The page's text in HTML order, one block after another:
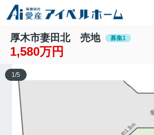
厚木市妻田北 売地 募集1
1,580万円
1/5